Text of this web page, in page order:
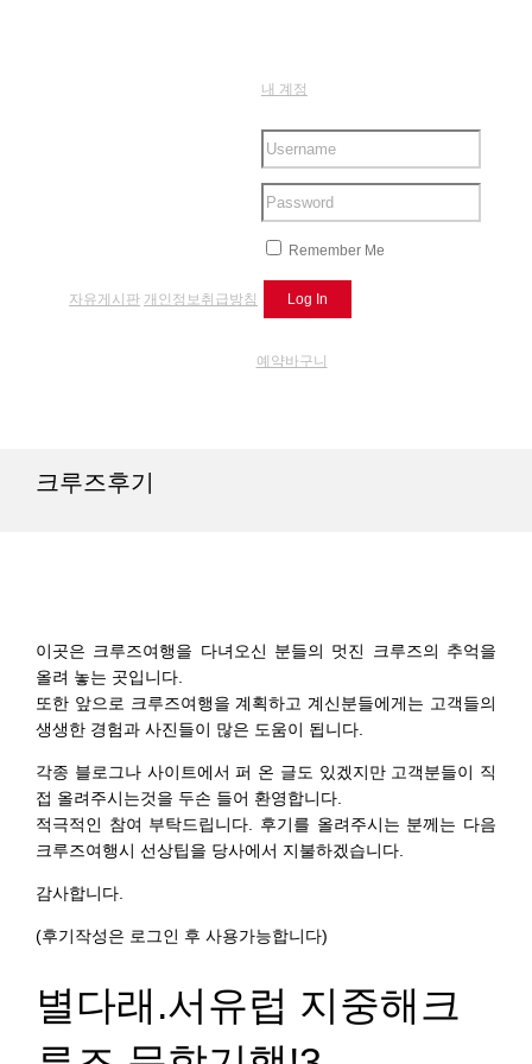
자유게시판 개인정보취급방침
내 계정
Remember Me
예약바구니
크루즈후기
이곳은 크루즈여행을 다녀오신 분들의 멋진 크루즈의 추억을
올려 놓는 곳입니다.
또한 앞으로 크루즈여행을 계획하고 계신분들에게는 고객들의
생생한 경험과 사진들이 많은 도움이 됩니다.
각종 블로그나 사이트에서 퍼 온 글도 있겠지만 고객분들이 직
접 올려주시는것을 두손 들어 환영합니다.
적극적인 참여 부탁드립니다. 후기를 올려주시는 분께는 다음
크루즈여행시 선상팁을 당사에서 지불하겠습니다.
감사합니다.
(후기작성은 로그인 후 사용가능합니다)
별다래.서유럽 지중해크